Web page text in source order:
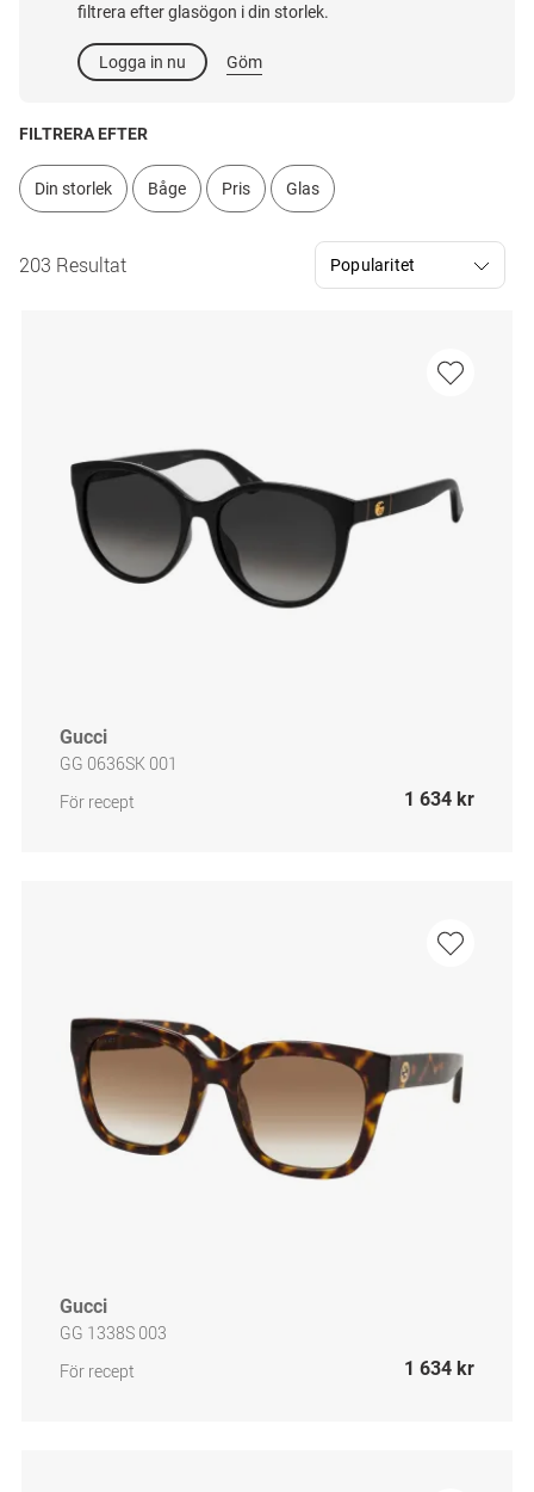
filtrera efter glasögon i din storlek.
Logga in nu Göm
FILTRERA EFTER
Din storlek Båge Pris Glas
203 Resultat
Gucci
GG 0636SK 001
För recept
1 634 kr
Gucci
GG 1338S 003
För recept
1 634 kr